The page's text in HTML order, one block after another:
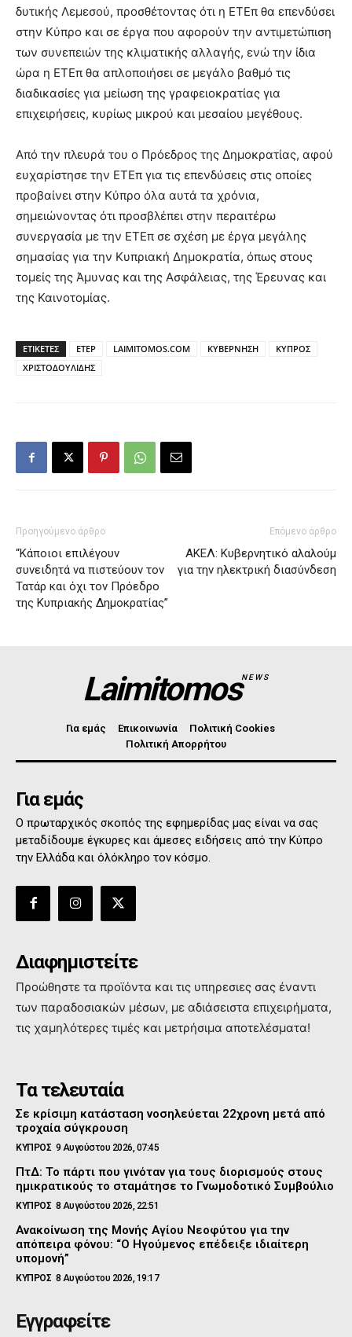
δυτικής Λεμεσού, προσθέτοντας ότι η ΕΤΕπ θα επενδύσει
στην Κύπρο και σε έργα που αφορούν την αντιμετώπιση
των συνεπειών της κλιματικής αλλαγής, ενώ την ίδια
ώρα η ΕΤΕπ θα απλοποιήσει σε μεγάλο βαθμό τις
διαδικασίες για μείωση της γραφειοκρατίας για
επιχειρήσεις, κυρίως μικρού και μεσαίου μεγέθους.
Από την πλευρά του ο Πρόεδρος της Δημοκρατίας, αφού
ευχαρίστησε την ΕΤΕπ για τις επενδύσεις στις οποίες
προβαίνει στην Κύπρο όλα αυτά τα χρόνια,
σημειώνοντας ότι προσβλέπει στην περαιτέρω
συνεργασία με την ΕΤΕπ σε σχέση με έργα μεγάλης
σημασίας για την Κυπριακή Δημοκρατία, όπως στους
τομείς της Άμυνας και της Ασφάλειας, της Έρευνας και
της Καινοτομίας.
ΕΤΙΚΕΤΕΣ ETEP LAIMITOMOS.COM ΚΥΒΕΡΝΗΣΗ
ΚΥΠΡΟΣ
ΧΡΙΣΤΟΔΟΥΛΙΔΗΣ
Προηγούμενο άρθρο
“Κάποιοι επιλέγουν
συνειδητά να πιστεύουν τον
Τατάρ και όχι τον Πρόεδρο
της Κυπριακής Δημοκρατίας”
Επόμενο άρθρο
ΑΚΕΛ: Κυβερνητικό αλαλούμ
για την ηλεκτρική διασύνδεση
LaimitomosNEWS
Για εμάς Επικοινωνία
Πολιτική Cookies
Πολιτική Απορρήτου
Για εμάς
Ο πρωταρχικός σκοπός της εφημερίδας μας είναι να σας
μεταδίδουμε έγκυρες και άμεσες ειδήσεις από την Κύπρο
την Ελλάδα και όλόκληρο τον κόσμο.
Διαφημιστείτε
Προώθηστε τα προϊόντα και τις υπηρεσιες σας έναντι
των παραδοσιακών μέσων, με αδιάσειστα επιχειρήματα,
τις χαμηλότερες τιμές και μετρήσιμα αποτελέσματα!
Τα τελευταία
Σε κρίσιμη κατάσταση νοσηλεύεται 22χρονη μετά από
τροχαία σύγκρουση
ΚΥΠΡΟΣ 9 Αυγούστου 2026, 07:45
ΠτΔ: Το πάρτι που γινόταν για τους διορισμούς στους
ημικρατικούς το σταμάτησε το Γνωμοδοτικό Συμβούλιο
ΚΥΠΡΟΣ 8 Αυγούστου 2026, 22:51
Ανακοίνωση της Μονής Αγίου Νεοφύτου για την
απόπειρα φόνου: “Ο Ηγούμενος επέδειξε ιδιαίτερη
υπομονή”
ΚΥΠΡΟΣ 8 Αυγούστου 2026, 19:17
Εγγραφείτε